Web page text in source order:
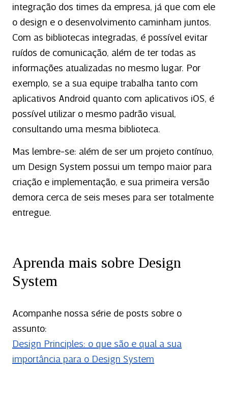
integração dos times da empresa, já que com ele
o design e o desenvolvimento caminham juntos.
Com as bibliotecas integradas, é possível evitar
ruídos de comunicação, além de ter todas as
informações atualizadas no mesmo lugar. Por
exemplo, se a sua equipe trabalha tanto com
aplicativos Android quanto com aplicativos iOS, é
possível utilizar o mesmo padrão visual,
consultando uma mesma biblioteca.
Mas lembre-se: além de ser um projeto contínuo,
um Design System possui um tempo maior para
criação e implementação, e sua primeira versão
demora cerca de seis meses para ser totalmente
entregue.
Aprenda mais sobre Design
System
Acompanhe nossa série de posts sobre o
assunto:
Design Principles: o que são e qual a sua
importância para o Design System